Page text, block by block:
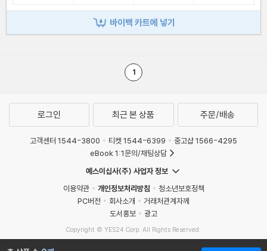
바이백 카트에 넣기
1
로그인 최근 본 상품 주문/배송
고객센터 1544-3800 티켓 1544-6399
중고샵 1566-4295
eBook 1:1문의/채팅상담
예스이십사(주) 사업자 정보
이용약관
개인정보처리방침
청소년보호정책
PC버전
회사소개
거래처관계자께
도서홍보
광고
Copyright © YES24 Corp. All Rights Reserved.
MATOM1